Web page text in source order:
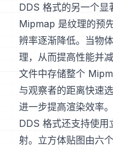
DDS 格式的另一个显
Mipmap 是纹理的预
辨率逐渐降低。当物
理，从而提高性能并
文件中存储整个
与观察者的距离快速
进一步提高渲染效率。
DDS 格式还支持使用
射。立方体贴图由六